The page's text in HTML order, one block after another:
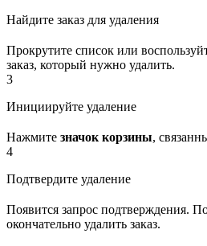
Найдите заказ для удаления
Прокрутите список или
заказ, который нужно удалить.
3
Инициируйте удаление
Нажмите значок корзины,
4
Подтвердите удаление
Появится запрос подтверждения.
окончательно удалить заказ.